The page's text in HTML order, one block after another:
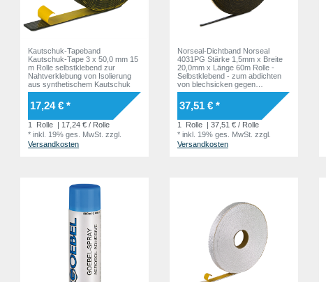
Kautschuk-Tapeband
Kautschuk-Tape 3 x 50,0 mm 15
m Rolle selbstklebend zur
Nahtverklebung von Isolierung
aus synthetischem Kautschuk
17,24 € *
1 Rolle | 17,24 € / Rolle
*inkl. 19% ges. MwSt. zzgl.
Versandkosten
Norseal-Dichtband Norseal
4031PG Stärke 1,5mm x Breite
20,0mm x Länge 60m Rolle -
Selbstklebend - zum abdichten
von blechsicken gegen
Feuchtigkeit auf EPDM-Basis
37,51 € *
1 Rolle | 37,51 € / Rolle
* inkl. 19% ges. MwSt. zzgl.
Versandkosten